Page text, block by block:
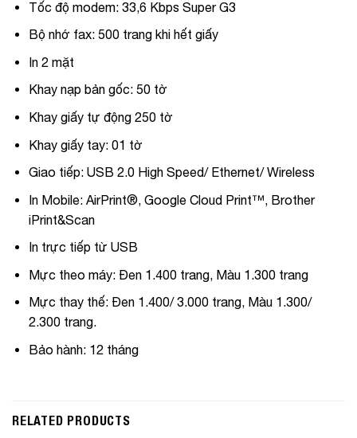
Tốc độ modem: 33,6 Kbps Super G3
Bộ nhớ fax: 500 trang khi hết giấy
In 2 mặt
Khay nạp bản gốc: 50 tờ
Khay giấy tự động 250 tờ
Khay giấy tay: 01 tờ
Giao tiếp: USB 2.0 High Speed/ Ethernet/ Wireless
In Mobile: AirPrint®, Google Cloud Print™, Brother
iPrint&Scan
In trực tiếp từ USB
Mực theo máy: Đen 1.400 trang, Màu 1.300 trang
Mực thay thế: Đen 1.400/ 3.000 trang, Màu 1.300/
2.300 trang.
Bảo hành: 12 tháng
RELATED PRODUCTS